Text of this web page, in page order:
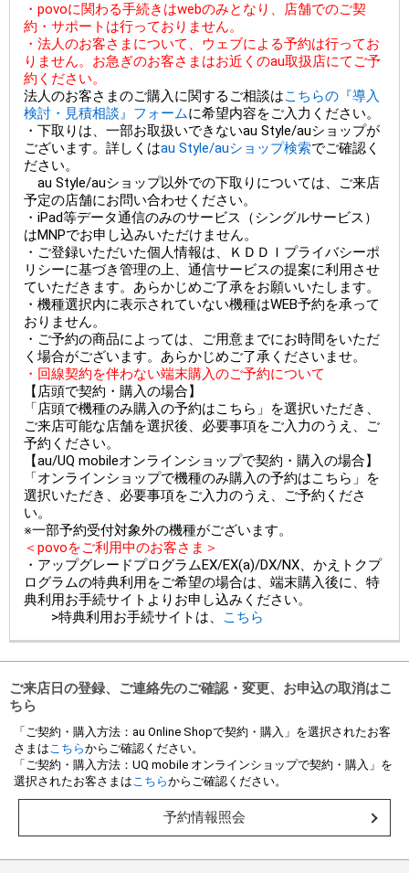
・povoに関わる手続きはwebのみとなり、店舗でのご契
約・サポートは行っておりません。
・法人のお客さまについて、ウェブによる予約は行ってお
りません。お急ぎのお客さまはお近くのau取扱店にてご予
約ください。
法人のお客さまのご購入に関するご相談はこちらの『導入
検討・見積相談』フォームに希望内容をご入力ください。
・下取りは、一部お取扱いできないau Style/auショップが
ございます。詳しくはau Style/auショップ検索でご確認く
ださい。
au Style/auショップ以外での下取りについては、ご来店
予定の店舗にお問い合わせください。
・iPad等データ通信のみのサービス（シングルサービス）
はMNPでお申し込みいただけません。
・ご登録いただいた個人情報は、ＫＤＤＩプライバシーポ
リシーに基づき管理の上、通信サービスの提案に利用させ
ていただきます。あらかじめご了承をお願いいたします。
・機種選択内に表示されていない機種はWEB予約を承って
おりません。
・ご予約の商品によっては、ご用意までにお時間をいただ
く場合がございます。あらかじめご了承くださいませ。
・回線契約を伴わない端末購入のご予約について
【店頭で契約・購入の場合】
「店頭で機種のみ購入の予約はこちら」を選択いただき、
ご来店可能な店舗を選択後、必要事項をご入力のうえ、ご
予約ください。
【au/UQ mobileオンラインショップで契約・購入の場合】
「オンラインショップで機種のみ購入の予約はこちら」を
選択いただき、必要事項をご入力のうえ、ご予約くださ
い。
※一部予約受付対象外の機種がございます。
＜povoをご利用中のお客さま＞
・アップグレードプログラムEX/EX(a)/DX/NX、かえトクプ
ログラムの特典利用をご希望の場合は、端末購入後に、特
典利用お手続サイトよりお申し込みください。
>特典利用お手続サイトは、
こちら
ご来店日の登録、ご連絡先のご確認・変更、お申込の取消はこ
ちら
「ご契約・購入方法：au Online Shopで契約・購入」を選択されたお客
さまはこちらからご確認ください。
「ご契約・購入方法：UQ mobile オンラインショップで契約・購入」を
選択されたお客さまはこちらからご確認ください。
予約情報照会